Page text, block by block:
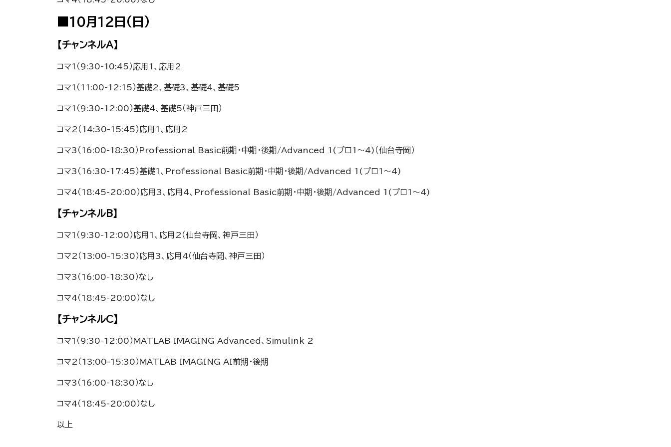
■10月12日（日）
【チャンネルA】
コマ1（9:30-10:45）応用1、応用2
コマ1（11:00-12:15）基礎2、基礎3、基礎4、基礎5
コマ1（9:30-12:00）基礎4、基礎5（神戸三田）
コマ2（14:30-15:45）応用1、応用2
コマ3（16:00-18:30）Professional Basic前期・中期・後期/Advanced 1(プロ1～4)（仙台寺岡）
コマ3（16:30-17:45）基礎1、Professional Basic前期・中期・後期/Advanced 1(プロ1～4)
コマ4（18:45-20:00）応用3、応用4、Professional Basic前期・中期・後期/Advanced 1(プロ1～4)
【チャンネルB】
コマ1（9:30-12:00）応用1、応用2（仙台寺岡、神戸三田）
コマ2（13:00-15:30）応用3、応用4（仙台寺岡、神戸三田）
コマ3（16:00-18:30）なし
コマ4（18:45-20:00）なし
【チャンネルC】
コマ1（9:30-12:00）MATLAB IMAGING Advanced、Simulink 2
コマ2（13:00-15:30）MATLAB IMAGING AI前期・後期
コマ3（16:00-18:30）なし
コマ4（18:45-20:00）なし
以上